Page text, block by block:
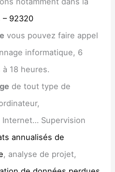
– 92320
vous pouvez faire appel
informatique, 6
18 heures.
de tout type de
Internet… Supervision
annualisés de
, analyse de projet,